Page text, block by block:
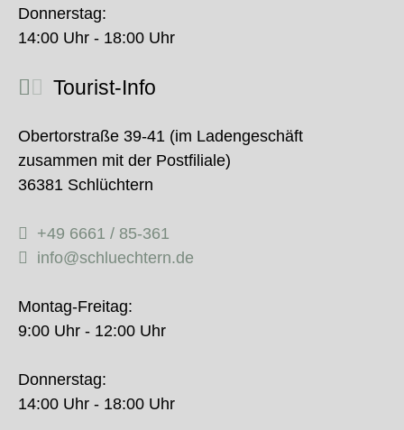
Donnerstag:
14:00 Uhr - 18:00 Uhr
Tourist-Info
Obertorstraße 39-41 (im Ladengeschäft
zusammen mit der Postfiliale)
36381 Schlüchtern
+49 6661 / 85-361
info@schluechtern.de
Montag-Freitag:
9:00 Uhr - 12:00 Uhr
Donnerstag:
14:00 Uhr - 18:00 Uhr